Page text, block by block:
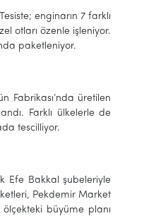
enginarın 7 farklı
otları özenle işleniyor.
paketleniyor.
Fabrikası’nda üretilen
Farklı ülkelerle de
tescilliyor.
Efe Bakkal şubeleriyle
Pekdemir Market
büyüme planı